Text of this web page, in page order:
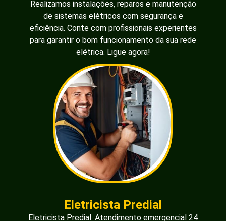
emergencial 24h para instalação, reparo e
manutenção de torneiras elétricas. Solucionamos
problemas de aquecimento, fiação e funcionamento
com eficiência e segurança. Profissionais
qualificados prontos para ajudar. Ligue agora!
Serviço P/ Tomada
Serviço p/ Tomada: Atendimento emergencial 24h
para instalação, troca e reparo de tomadas.
Garantimos soluções seguras e eficientes para
tomadas 10A e 20A, 127V e 220V. Profissionais
qualificados prontos para resolver qualquer
problema elétrico em sua residência ou comércio.